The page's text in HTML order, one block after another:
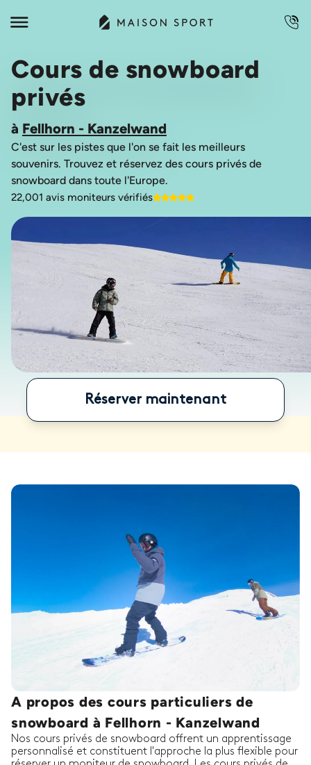
Cours de snowboard
privés
à Fellhorn - Kanzelwand
C'est sur les pistes que l'on se fait les meilleurs
souvenirs. Trouvez et réservez des cours privés de
22,001 avis moniteurs vérifiés
Réserver maintenant
A propos des cours particuliers de
snowboard à Fellhorn - Kanzelwand
Nos cours privés de snowboard offrent un apprentissage
personnalisé et constituent l'approche la plus flexible pour